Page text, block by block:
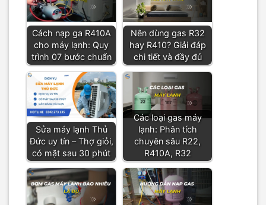
Cách nạp ga R410A
cho máy lạnh: Quy
trình 07 bước chuẩn
Nên dùng gas R32
hay R410? Giải đáp
chi tiết và đầy đủ
Sửa máy lạnh Thủ
Đức uy tín – Thợ giỏi,
có mặt sau 30 phút
Các loại gas máy
lạnh: Phân tích
chuyên sâu R22,
R410A, R32